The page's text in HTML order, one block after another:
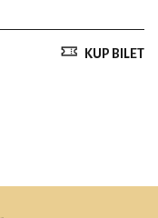
KUP BILET